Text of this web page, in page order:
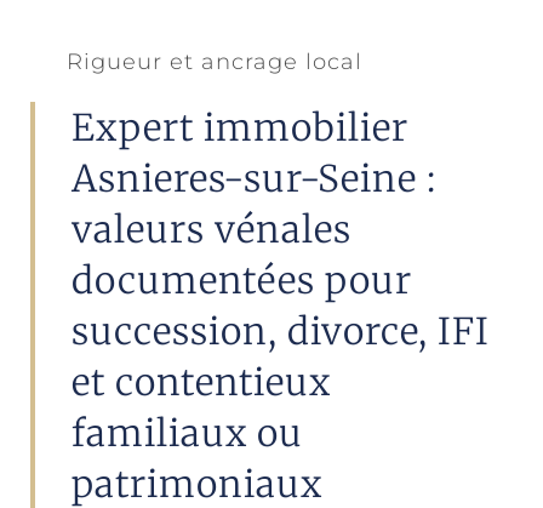
Rigueur et ancrage local
Expert immobilier
Asnieres-sur-Seine :
valeurs vénales
documentées pour
succession, divorce, IFI
et contentieux
familiaux ou
patrimoniaux